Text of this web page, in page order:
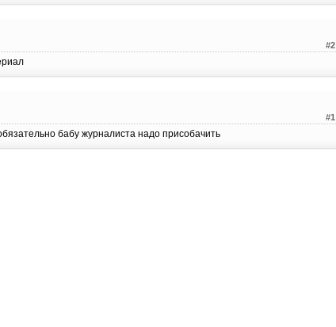
#2
#1
бабу журналиста надо присобачить